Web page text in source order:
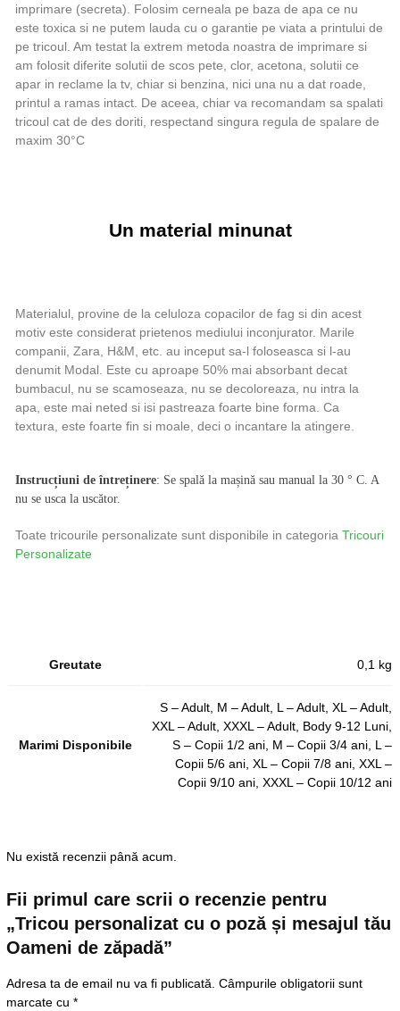
imprimare (secreta). Folosim cerneala pe baza de apa ce nu
este toxica si ne putem lauda cu o garantie pe viata a printului de
pe tricoul. Am testat la extrem metoda noastra de imprimare si
am folosit diferite solutii de scos pete, clor, acetona, solutii ce
apar in reclame la tv, chiar si benzina, nici una nu a dat roade,
printul a ramas intact. De aceea, chiar va recomandam sa spalati
tricoul cat de des doriti, respectand singura regula de spalare de
maxim 30°C
Un material minunat
Materialul, provine de la celuloza copacilor de fag si din acest
motiv este considerat prietenos mediului inconjurator. Marile
companii, Zara, H&M, etc. au inceput sa-l foloseasca si l-au
denumit Modal. Este cu aproape 50% mai absorbant decat
bumbacul, nu se scamoseaza, nu se decoloreaza, nu intra la
apa, este mai neted si isi pastreaza foarte bine forma. Ca
textura, este foarte fin si moale, deci o incantare la atingere.
Instrucțiuni de întreținere: Se spală la mașină sau manual la 30 ° C. A
nu se usca la uscător.
Toate tricourile personalizate sunt disponibile in categoria Tricouri
Personalizate
Greutate 0,1 kg
Marimi Disponibile
S – Adult, M – Adult, L – Adult, XL – Adult,
XXL – Adult, XXXL – Adult, Body 9-12 Luni,
S – Copii 1/2 ani, M – Copii 3/4 ani, L –
Copii 5/6 ani, XL – Copii 7/8 ani, XXL –
Copii 9/10 ani, XXXL – Copii 10/12 ani
Nu există recenzii până acum.
Fii primul care scrii o recenzie pentru
„Tricou personalizat cu o poză și mesajul tău
Oameni de zăpadă”
Adresa ta de email nu va fi publicată. Câmpurile obligatorii sunt
marcate cu *